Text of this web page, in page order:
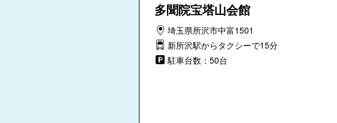
多聞院宝塔山会館
埼玉県所沢市中富1501
新所沢駅からタクシーで15分
駐車台数：50台